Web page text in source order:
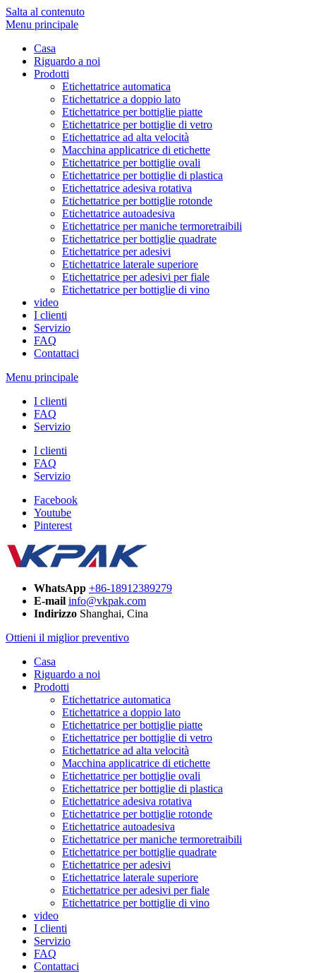
Salta al contenuto
Menu principale
Casa
Riguardo a noi
Prodotti
Etichettatrice automatica
Etichettatrice a doppio lato
Etichettatrice per bottiglie piatte
Etichettatrice per bottiglie di vetro
Etichettatrice ad alta velocità
Macchina applicatrice di etichette
Etichettatrice per bottiglie ovali
Etichettatrice per bottiglie di plastica
Etichettatrice adesiva rotativa
Etichettatrice per bottiglie rotonde
Etichettatrice autoadesiva
Etichettatrice per maniche termoretraibili
Etichettatrice per bottiglie quadrate
Etichettatrice per adesivi
Etichettatrice laterale superiore
Etichettatrice per adesivi per fiale
Etichettatrice per bottiglie di vino
video
I clienti
Servizio
FAQ
Contattaci
Menu principale
I clienti
FAQ
Servizio
I clienti
FAQ
Servizio
Facebook
Youtube
Pinterest
WhatsApp +86-18912389279
E-mail info@vkpak.com
Indirizzo Shanghai, Cina
Ottieni il miglior preventivo
Casa
Riguardo a noi
Prodotti
Etichettatrice automatica
Etichettatrice a doppio lato
Etichettatrice per bottiglie piatte
Etichettatrice per bottiglie di vetro
Etichettatrice ad alta velocità
Macchina applicatrice di etichette
Etichettatrice per bottiglie ovali
Etichettatrice per bottiglie di plastica
Etichettatrice adesiva rotativa
Etichettatrice per bottiglie rotonde
Etichettatrice autoadesiva
Etichettatrice per maniche termoretraibili
Etichettatrice per bottiglie quadrate
Etichettatrice per adesivi
Etichettatrice laterale superiore
Etichettatrice per adesivi per fiale
Etichettatrice per bottiglie di vino
video
I clienti
Servizio
FAQ
Contattaci